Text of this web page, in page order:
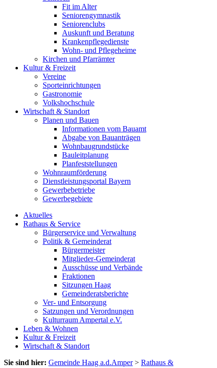
Fit im Alter
Seniorengymnastik
Seniorenclubs
Auskunft und Beratung
Krankenpflegedienste
Wohn- und Pflegeheime
Kirchen und Pfarrämter
Kultur & Freizeit
Vereine
Sporteinrichtungen
Gastronomie
Volkshochschule
Wirtschaft & Standort
Planen und Bauen
Informationen vom Bauamt
Abgabe von Bauanträgen
Wohnbaugrundstücke
Bauleitplanung
Planfeststellungen
Wohnraumförderung
Dienstleistungsportal Bayern
Gewerbebetriebe
Gewerbegebiete
Aktuelles
Rathaus & Service
Bürgerservice und Verwaltung
Politik & Gemeinderat
Bürgermeister
Mitglieder-Gemeinderat
Ausschüsse und Verbände
Fraktionen
Sitzungen Haag
Gemeinderatsberichte
Ver- und Entsorgung
Satzungen und Verordnungen
Kulturraum Ampertal e.V.
Leben & Wohnen
Kultur & Freizeit
Wirtschaft & Standort
Sie sind hier: Gemeinde Haag a.d.Amper> Rathaus &